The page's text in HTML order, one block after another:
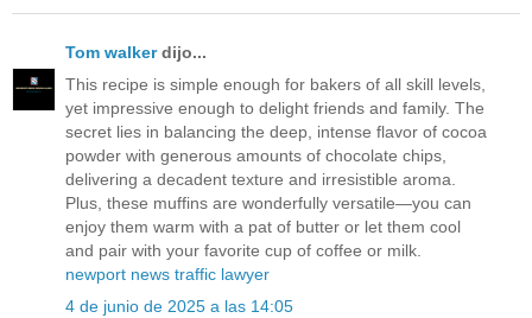
Tom walkerdijo...
This recipe is simple enough for bakers of all skill levels,
yet impressive enough to delight friends and family. The
secret lies in balancing the deep, intense flavor of cocoa
powder with generous amounts of chocolate chips,
delivering a decadent texture and irresistible aroma.
Plus, these muffins are wonderfully versatile—you can
enjoy them warm with a pat of butter or let them cool
and pair with your favorite cup of coffee or milk.
newport news traffic lawyer
4 de junio de 2025 a las 14:05